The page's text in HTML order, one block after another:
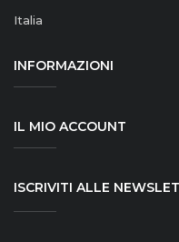
Italia
INFORMAZIONI
IL MIO ACCOUNT
ISCRIVITI ALLE